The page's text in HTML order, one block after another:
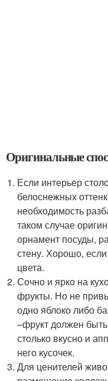
Оригинальные
Если интерьер
белоснежных
необходимость
таком случае
орнамент посуды,
стену. Хорошо, если
цвета.
Сочно и ярко на
фрукты. Но не
одно яблоко либо
–фрукт должен
столько вкусно и
него кусочек.
Для ценителей